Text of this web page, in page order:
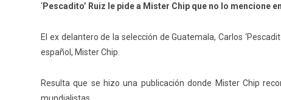
‘Pescadito’ Ruiz le pide a Mister Chip que no lo mencione
El ex delantero de la selección de Guatemala, Carlos
español, Mister Chip.
Resulta que se hizo una publicación donde Mister Chip